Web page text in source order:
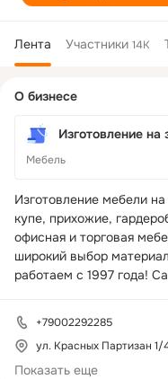
Лента Участники 14K
колонка
О бизнесе
Изготовление на
Мебель
Изготовление мебели
купе, прихожие,
офисная и торговая
широкий выбор
работаем с 1997 года!
+79002292285
ул. Красных Партизан
Показать еще